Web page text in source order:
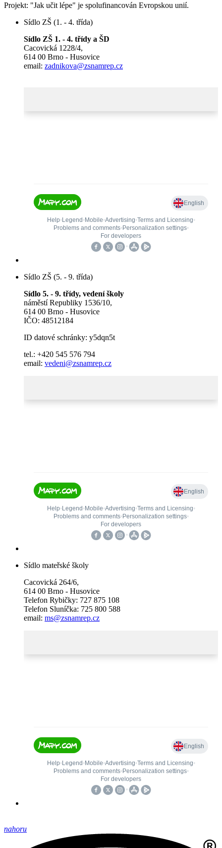
Projekt: "Jak učit lépe" je spolufinancován Evropskou unií.
Sídlo ZŠ (1. - 4. třída)
Sídlo ZŠ 1. - 4. třídy a ŠD
Cacovická 1228/4,
614 00 Brno - Husovice
email: zadnikova@zsnamrep.cz
Sídlo ZŠ (5. - 9. třída)
Sídlo 5. - 9. třídy, vedení školy
náměstí Republiky 1536/10,
614 00 Brno - Husovice
IČO: 48512184
ID datové schránky: y5dqn5t
tel.: +420 545 576 794
email: vedeni@zsnamrep.cz
Sídlo mateřské školy
Cacovická 264/6,
614 00 Brno - Husovice
Telefon Rybičky: 727 875 108
Telefon Sluníčka: 725 800 588
email: ms@zsnamrep.cz
nahoru